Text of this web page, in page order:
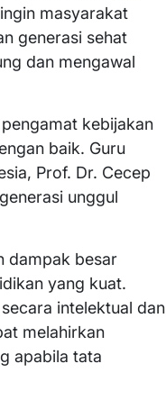
masyarakat
generasi sehat
dan mengawal
kebijakan
baik. Guru
Prof. Dr. Cecep
unggul
dampak besar
yang kuat.
intelektual dan
melahirkan
apabila tata